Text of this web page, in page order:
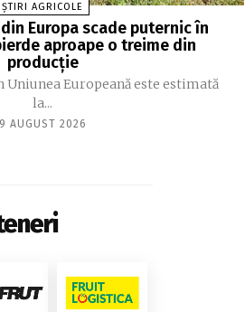
ȘTIRI AGRICOLE
Europa scade puternic în
aproape o treime din
producție
Uniunea Europeană este estimată
la...
9 AUGUST 2026